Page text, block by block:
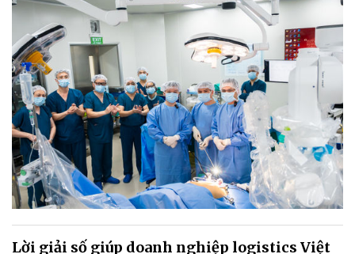
Lời giải số giúp doanh nghiệp logistics Việt